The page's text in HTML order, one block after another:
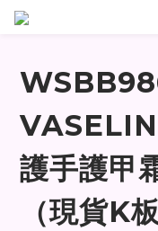
護手護甲
（現貨K